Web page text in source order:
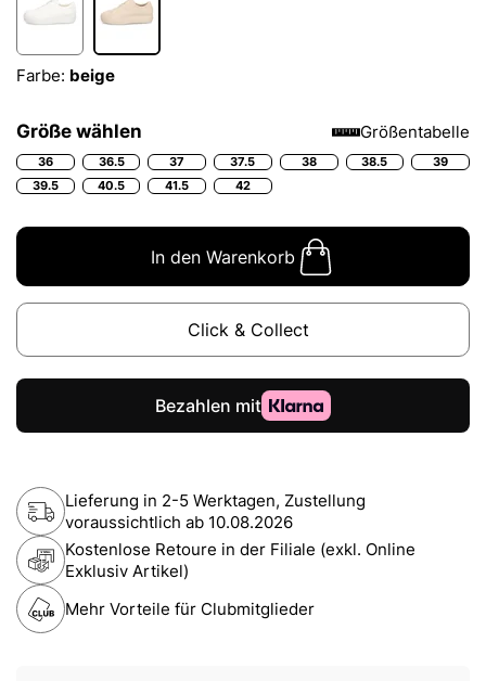
Farbe: beige
Größe wählen Größentabelle
36 36.5 37 37.5 38 38.5
39
39.5
40.5 41.5 42
In den Warenkorb
Click & Collect
Lieferung in 2-5 Werktagen, Zustellung
voraussichtlich ab 10.08.2026
Kostenlose Retoure in der Filiale (exkl. Online
Exklusiv Artikel)
Mehr Vorteile für Clubmitglieder